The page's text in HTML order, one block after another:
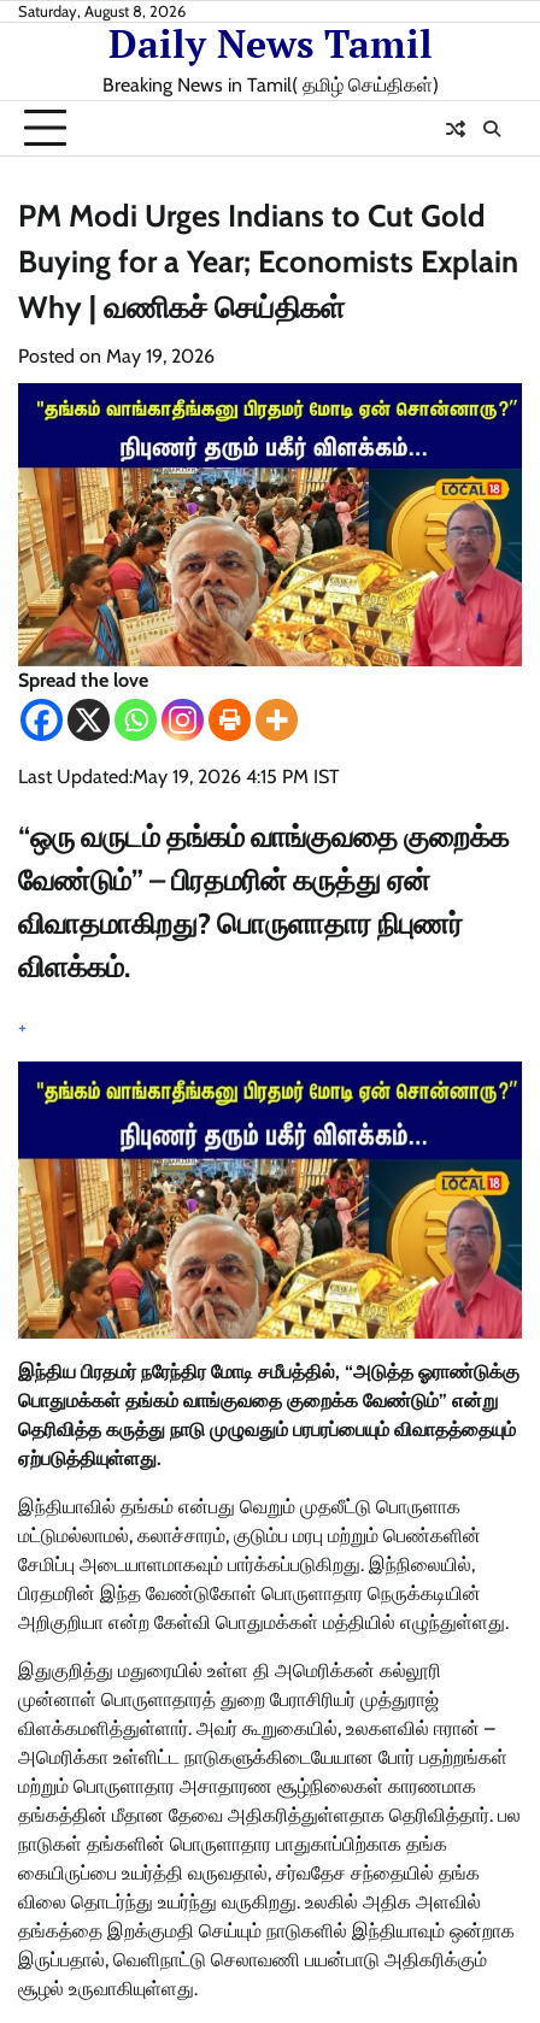
SkipSaturday, August 8, 2026
Daily News Tamil
Breaking News in Tamil( தமிழ் செய்திகள்)
PM Modi Urges Indians to Cut Gold
Buying for a Year; Economists Explain
Why | வணிகச் செய்திகள்
Posted on May 19, 2026
Spread the love
Last Updated:May 19, 2026 4:15 PM IST
“ஒரு வருடம் தங்கம் வாங்குவதை குறைக்க
வேண்டும்” – பிரதமரின் கருத்து ஏன்
விவாதமாகிறது? பொருளாதார நிபுணர்
விளக்கம்.
+
News18
இந்திய பிரதமர் நரேந்திர மோடி சமீபத்தில், “அடுத்த ஓராண்டுக்கு
பொதுமக்கள் தங்கம் வாங்குவதை குறைக்க வேண்டும்” என்று
தெரிவித்த கருத்து நாடு முழுவதும் பரபரப்பையும் விவாதத்தையும்
ஏற்படுத்தியுள்ளது.
இந்தியாவில் தங்கம் என்பது வெறும் முதலீட்டு பொருளாக
மட்டுமல்லாமல், கலாச்சாரம், குடும்ப மரபு மற்றும் பெண்களின்
சேமிப்பு அடையாளமாகவும் பார்க்கப்படுகிறது. இந்நிலையில்,
பிரதமரின் இந்த வேண்டுகோள் பொருளாதார நெருக்கடியின்
அறிகுறியா என்ற கேள்வி பொதுமக்கள் மத்தியில் எழுந்துள்ளது.
இதுகுறித்து மதுரையில் உள்ள தி அமெரிக்கன் கல்லூரி
முன்னாள் பொருளாதாரத் துறை பேராசிரியர் முத்துராஜ்
விளக்கமளித்துள்ளார். அவர் கூறுகையில், உலகளவில் ஈரான் –
அமெரிக்கா உள்ளிட்ட நாடுகளுக்கிடையேயான போர் பதற்றங்கள்
மற்றும் பொருளாதார அசாதாரண சூழ்நிலைகள் காரணமாக
தங்கத்தின் மீதான தேவை அதிகரித்துள்ளதாக தெரிவித்தார். பல
நாடுகள் தங்களின் பொருளாதார பாதுகாப்பிற்காக தங்க
கையிருப்பை உயர்த்தி வருவதால், சர்வதேச சந்தையில் தங்க
விலை தொடர்ந்து உயர்ந்து வருகிறது. உலகில் அதிக அளவில்
தங்கத்தை இறக்குமதி செய்யும் நாடுகளில் இந்தியாவும் ஒன்றாக
இருப்பதால், வெளிநாட்டு செலாவணி பயன்பாடு அதிகரிக்கும்
சூழல் உருவாகியுள்ளது.